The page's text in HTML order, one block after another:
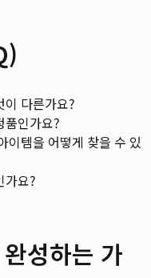
이 다른가요?
품인가요?
이템을 어떻게 찾을 수 있
가요?
성하는 가